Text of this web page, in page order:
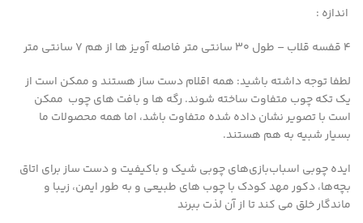
اندازه :
4 قفسه قلاب – طول 30 سانتی متر فاصله آویز ها از هم 7 سانتی متر
لطفا توجه داشته باشید: همه اقلام دست ساز هستند و ممکن است از
یک تکه چوب متفاوت ساخته شوند. رگه ها و بافت های چوب ممکن
است با تصویر نشان داده شده متفاوت باشد، اما همه محصولات ما
بسیار شبیه به هم هستند.
ایده چوبی اسباب‌بازی‌های چوبی شیک و باکیفیت و دست ساز برای اتاق
بچه‌ها، دکور مهد کودک با چوب های طبیعی و به طور ایمن، زیبا و
ماندگارخلق می کند تا از آن لذت ببرند